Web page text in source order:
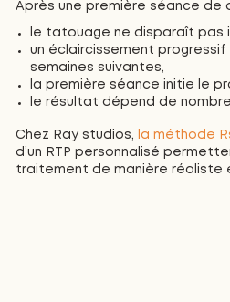
Après une première séance de
le tatouage ne disparaît pas
un éclaircissement
semaines suivantes,
la première séance initie le
le résultat dépend de
Chez Ray studios, la méthode
d’un RTP personnalisé
traitement de manière réaliste